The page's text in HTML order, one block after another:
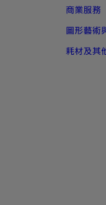
商業服務
圖形藝術
耗材及其